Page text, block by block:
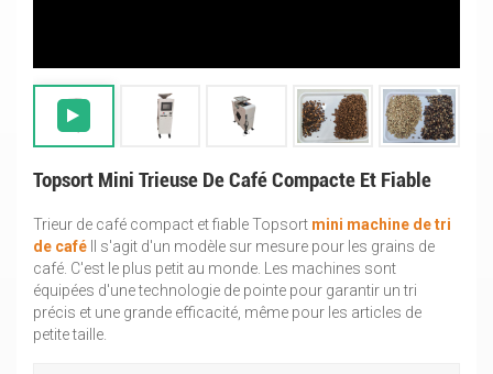
Topsort Mini Trieuse De Café Compacte Et Fiable
Trieur de café compact et fiable Topsort mini machine de tri
de café Il s'agit d'un modèle sur mesure pour les grains de
café. C'est le plus petit au monde. Les machines sont
équipées d'une technologie de pointe pour garantir un tri
précis et une grande efficacité, même pour les articles de
petite taille.